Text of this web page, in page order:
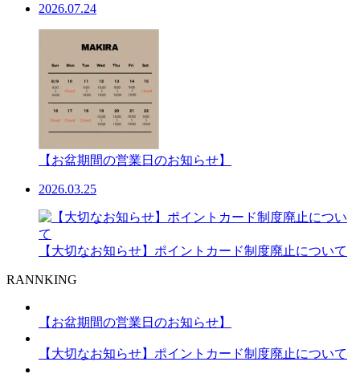
2026.07.24
【お盆期間の営業日のお知らせ】
2026.03.25
【大切なお知らせ】ポイントカード制度廃止について
RANNKING
【お盆期間の営業日のお知らせ】
【大切なお知らせ】ポイントカード制度廃止について